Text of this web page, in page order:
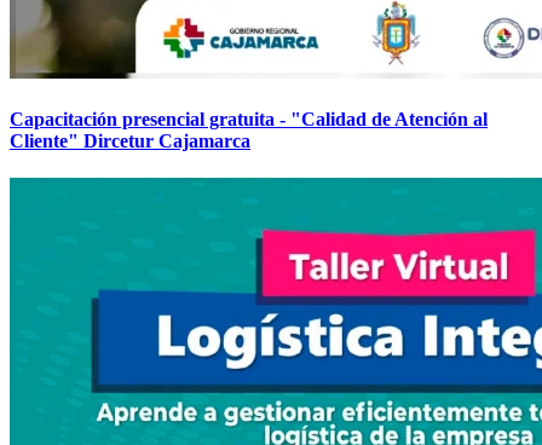
Capacitación presencial gratuita - "Calidad de Atención al
Cliente" Dircetur Cajamarca